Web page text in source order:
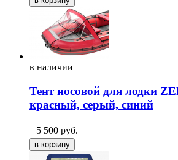
в наличии
Тент носовой для лодки
красный, серый, синий
5 500 руб.